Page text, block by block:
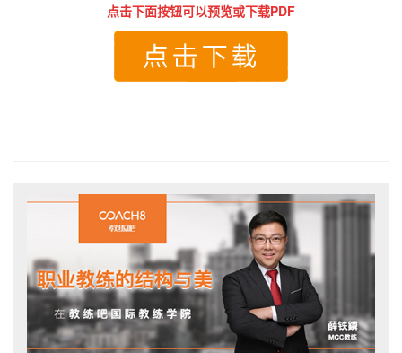
点击下面按钮可以预览或下载PDF